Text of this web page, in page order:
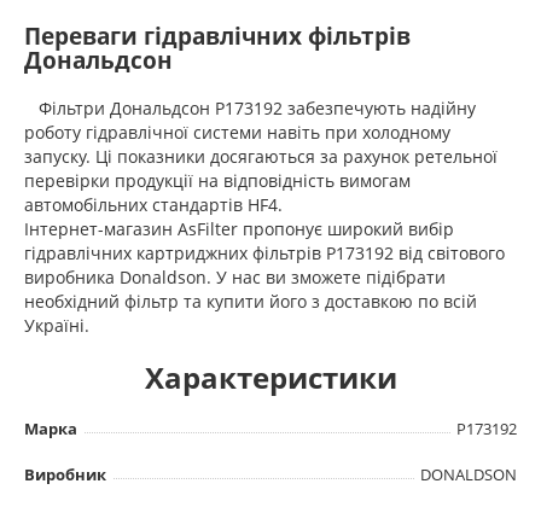
Переваги гідравлічних фільтрів
Дональдсон
Фільтри Дональдсон P173192 забезпечують надійну
роботу гідравлічної системи навіть при холодному
запуску. Ці показники досягаються за рахунок ретельної
перевірки продукції на відповідність вимогам
автомобільних стандартів HF4.
Інтернет-магазин AsFilter пропонує широкий вибір
гідравлічних картриджних фільтрів P173192 від світового
виробника Donaldson. У нас ви зможете підібрати
необхідний фільтр та купити його з доставкою по всій
Україні.
Характеристики
Марка P173192
Виробник DONALDSON